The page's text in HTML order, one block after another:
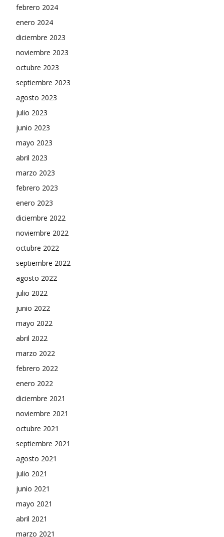
febrero 2024
enero 2024
diciembre 2023
noviembre 2023
octubre 2023
septiembre 2023
agosto 2023
julio 2023
junio 2023
mayo 2023
abril 2023
marzo 2023
febrero 2023
enero 2023
diciembre 2022
noviembre 2022
octubre 2022
septiembre 2022
agosto 2022
julio 2022
junio 2022
mayo 2022
abril 2022
marzo 2022
febrero 2022
enero 2022
diciembre 2021
noviembre 2021
octubre 2021
septiembre 2021
agosto 2021
julio 2021
junio 2021
mayo 2021
abril 2021
marzo 2021